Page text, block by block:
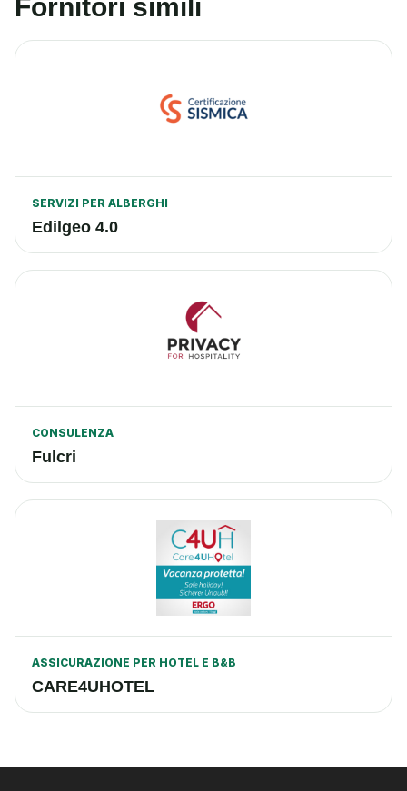
Fornitori simili
SERVIZI PER ALBERGHI
Edilgeo 4.0
CONSULENZA
Fulcri
ASSICURAZIONE PER HOTEL E B&B
CARE4UHOTEL